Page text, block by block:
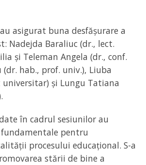
asigurat buna desfășurare a
Nadejda Baraliuc (dr., lect.
și Teleman Angela (dr., conf.
(dr. hab., prof. univ.), Liuba
și Lungu Tatiana
în cadrul sesiunilor au
pentru
procesului educațional. S-a
stării de bine a